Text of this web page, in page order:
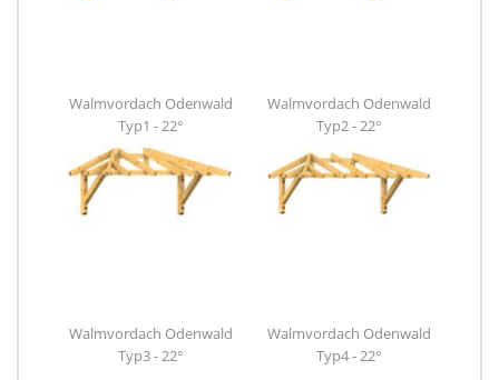
Walmvordach Odenwald
Typ1 - 22°
Walmvordach Odenwald
Typ2 - 22°
Walmvordach Odenwald
Typ3 - 22°
Walmvordach Odenwald
Typ4 - 22°